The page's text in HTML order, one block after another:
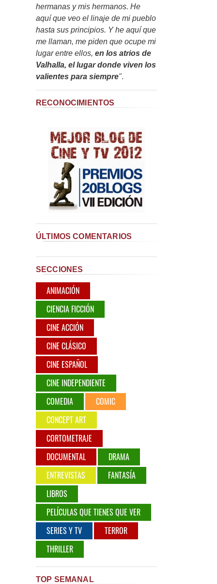
hermanas y mis hermanos. He
aquí que veo el linaje de mi pueblo
hasta sus principios. Y he aquí que
me llaman, me piden que ocupe mi
lugar entre ellos, en los atrios de
Valhalla, el lugar donde viven los
valientes para siempre".
RECONOCIMIENTOS
ÚLTIMOS COMENTARIOS
SECCIONES
ANIMACIÓN
CIENCIA FICCIÓN
CINE ACCIÓN
CINE CLÁSICO
CINE ESPAÑOL
CINE INDEPENDIENTE
COMEDIA
COMIC
CONCEPT ART
CORTOMETRAJE
DOCUMENTAL
DRAMA
ENTREVISTAS
FANTASÍA
LIBROS
PELÍCULAS QUE TIENES QUE VER
SERIES Y TV
TERROR
THRILLER
TOP SEMANAL